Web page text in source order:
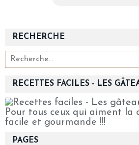
RECHERCHE
RECETTES FACILES - LES
Pour tous ceux qui aiment la
facile et gourmande !!!
PAGES